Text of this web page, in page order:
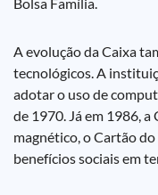
A evolução da Caixa
tecnológicos. A
adotar o uso de
de 1970. Já em 1986,
magnético, o Cartão
benefícios sociais em